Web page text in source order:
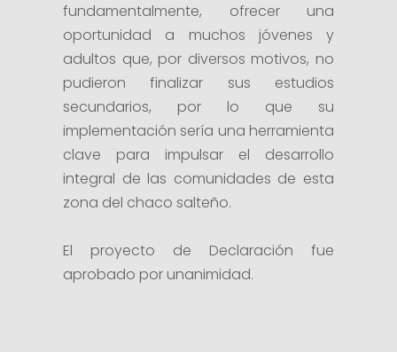
fundamentalmente, ofrecer una
oportunidad a muchos jóvenes y
adultos que, por diversos motivos, no
pudieron finalizar sus estudios
secundarios, por lo que su
implementación sería una herramienta
clave para impulsar el desarrollo
integral de las comunidades de esta
zona del chaco salteño.
El proyecto de Declaración fue
aprobado por unanimidad.